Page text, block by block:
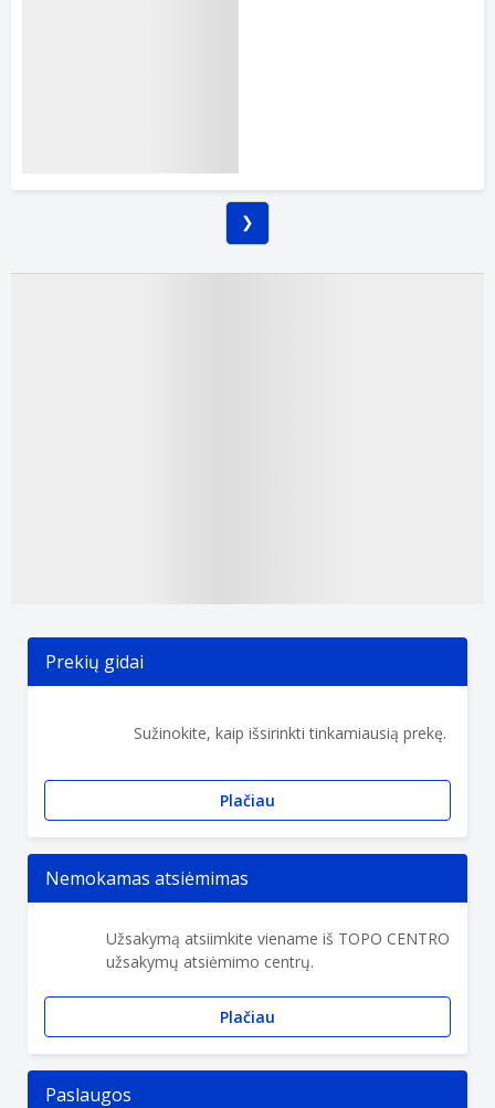
Prekių gidai
Sužinokite, kaip išsirinkti tinkamiausią prekę.
Plačiau
Nemokamas atsiėmimas
Užsakymą atsiimkite viename iš TOPO CENTRO
užsakymų atsiėmimo centrų.
Plačiau
Paslaugos